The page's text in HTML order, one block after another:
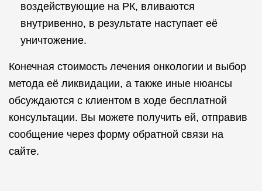
воздействующие на РК, вливаются
внутривенно, в результате наступает её
уничтожение.
Конечная стоимость лечения онкологии и выбор
метода её ликвидации, а также иные нюансы
обсуждаются с клиентом в ходе бесплатной
консультации. Вы можете получить ей, отправив
сообщение через форму обратной связи на
сайте.